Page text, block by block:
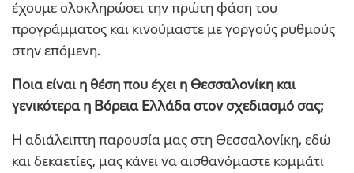
έχουμε ολοκληρώσει την πρώτη φάση του
προγράμματος και κινούμαστε με γοργούς ρυθμούς
στην επόμενη.
Ποια είναι η θέση που έχει η Θεσσαλονίκη και
γενικότερα η Βόρεια Ελλάδα στον σχεδιασμό σας;
Η αδιάλειπτη παρουσία μας στη Θεσσαλονίκη, εδώ
και δεκαετίες, μας κάνει να αισθανόμαστε κομμάτι